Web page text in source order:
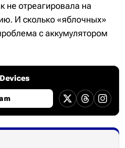
не отреагировала на
И сколько «яблочных»
с аккумулятором